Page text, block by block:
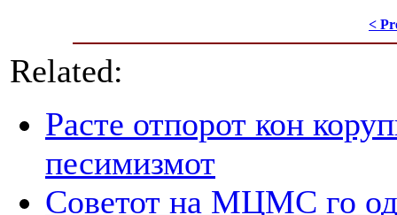
<
Related:
Расте отпорот кон
песимизмот
Советот на МЦМС го